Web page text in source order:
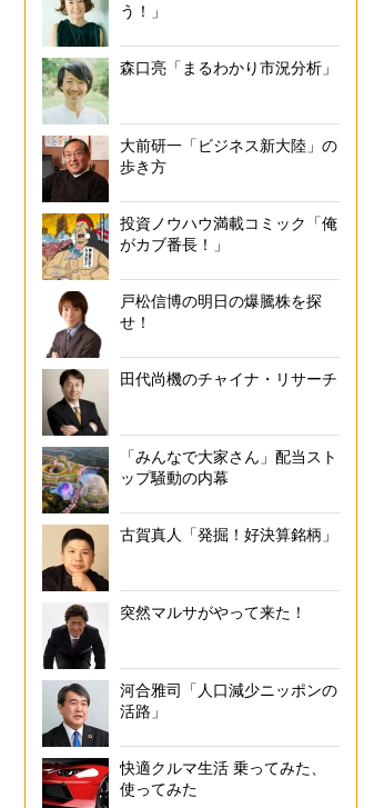
う！」
森口亮「まるわかり市況分析」
大前研一「ビジネス新大陸」の
歩き方
投資ノウハウ満載コミック「俺
がカブ番長！」
戸松信博の明日の爆騰株を探
せ！
田代尚機のチャイナ・リサーチ
「みんなで大家さん」配当スト
ップ騒動の内幕
古賀真人「発掘！好決算銘柄」
突然マルサがやって来た！
河合雅司「人口減少ニッポンの
活路」
快適クルマ生活 乗ってみた、
使ってみた